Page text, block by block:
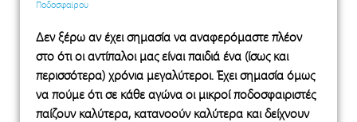
Ποδοσφαίρου
Δεν ξέρω αν έχει σημασία να αναφερόμαστε πλέον
στο ότι οι αντίπαλοι μας είναι παιδιά ένα (ίσως και
περισσότερα) χρόνια μεγαλύτεροι. Έχει σημασία όμως
να πούμε ότι σε κάθε αγώνα οι μικροί ποδοσφαιριστές
παίζουν καλύτερα, κατανοούν καλύτερα και δείχνουν